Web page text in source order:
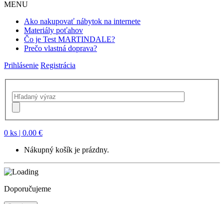
MENU
Ako nakupovať nábytok na internete
Materiály poťahov
Čo je Test MARTINDALE?
Prečo vlastná doprava?
Prihlásenie Registrácia
0 ks | 0.00 €
Nákupný košík je prázdny.
Doporučujeme